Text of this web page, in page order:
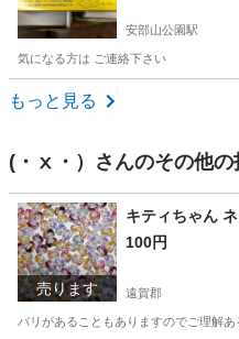
安部山公園駅
気になる方は ご連絡下さい
福岡 北九州市
もっと見る
(・ⅹ・） さんのその他の
売ります
キティちゃん
100円
遠賀郡
バリがあることもありますのでご理解